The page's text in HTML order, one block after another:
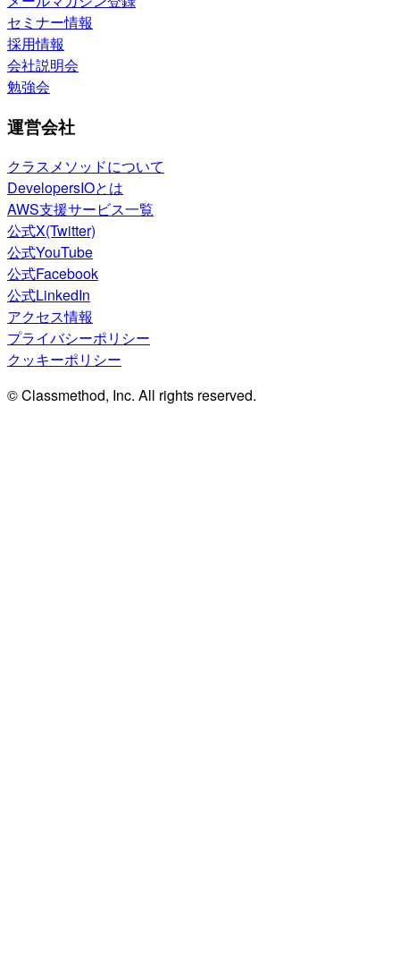
セミナー情報
採用情報
会社説明会
勉強会
運営会社
クラスメソッドについて
DevelopersIOとは
AWS支援サービス一覧
公式X(Twitter)
公式YouTube
公式Facebook
公式LinkedIn
アクセス情報
プライバシーポリシー
クッキーポリシー
© Classmethod, Inc. All rights reserved.